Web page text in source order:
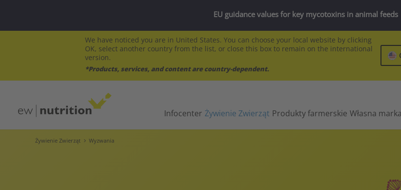
We have noticed you are in United States. You can choose your local website by clicking
OK, select another country from the list, or close this box to remain on the international
version.
*Products, services, and content are country-dependent.
Infocenter Żywienie Zwierząt Produkty farmerskie Własna marka
Żywienie Zwierząt Wyzwania
EU guidance values for key mycotoxins in animal feeds